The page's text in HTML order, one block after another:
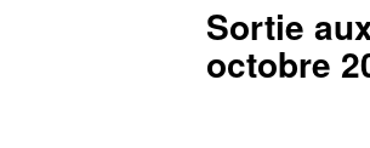
Sortie
octobre